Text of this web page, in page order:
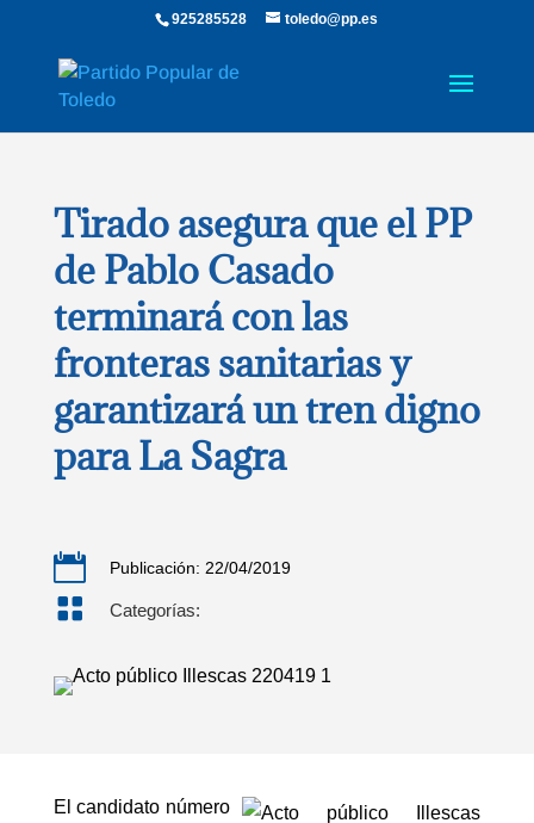
925285528 toledo@pp.es
Tirado asegura que el PP
de Pablo Casado
terminará con las
fronteras sanitarias y
garantizará un tren digno
para La Sagra
 Publicación: 22/04/2019
 Categorías:
El candidato número